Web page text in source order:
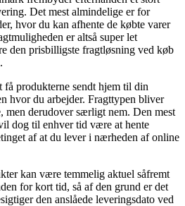
Det mest almindelige er for
hvor du kan afhente de købte varer
er altså super let
den prisbilligste fragtløsning ved køb
produkterne sendt hjem til din
hvor du arbejder. Fragttypen bliver
men derudover særligt nem. Den mest
dog til enhver tid være at hente
af at du lever i nærheden af online
kan være temmelig aktuel såfremt
for kort tid, så af den grund er det
den anslåede leveringsdato ved